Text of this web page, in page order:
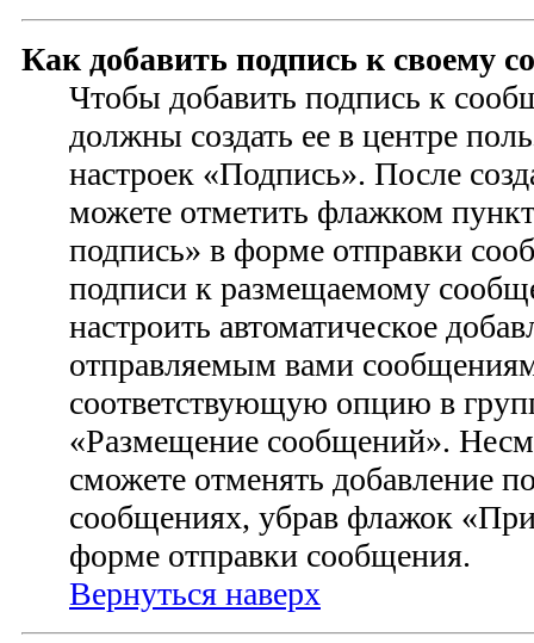
Как добавить подпись к своему
Чтобы добавить подпись к
должны создать ее в центре
настроек «Подпись». После
можете отметить флажком
подпись» в форме отправки
подписи к размещаемому
настроить автоматическое
отправляемым вами
соответствующую опцию в
«Размещение сообщений».
сможете отменять добавление
сообщениях, убрав флажок
форме отправки сообщения.
Вернуться наверх